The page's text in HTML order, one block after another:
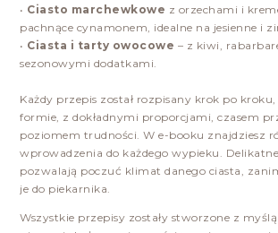
• Ciasto marchewkowe z orzechami i
pachnące cynamonem, idealne na jesienne i
• Ciasta i tarty owocowe – z kiwi,
sezonowymi dodatkami.
Każdy przepis został rozpisany krok po
formie, z dokładnymi proporcjami, czasem
poziomem trudności. W e-booku znajdziesz
wprowadzenia do każdego wypieku.
pozwalają poczuć klimat danego ciasta,
je do piekarnika.
Wszystkie przepisy zostały stworzone z